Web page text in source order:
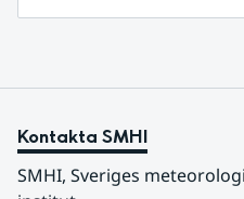
Kontakta SMHI
SMHI, Sveriges